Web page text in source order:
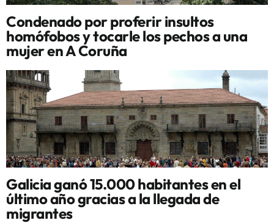
Condenado por proferir insultos
homófobos y tocarle los pechos a una
mujer en A Coruña
Galicia ganó 15.000 habitantes en el
último año gracias a la llegada de
migrantes